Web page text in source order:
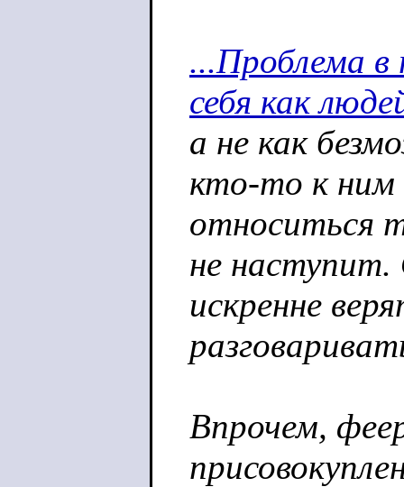
...Проблема
себя как
а не как
кто-то к ним
относиться
не наступит.
искренне
Впрочем,